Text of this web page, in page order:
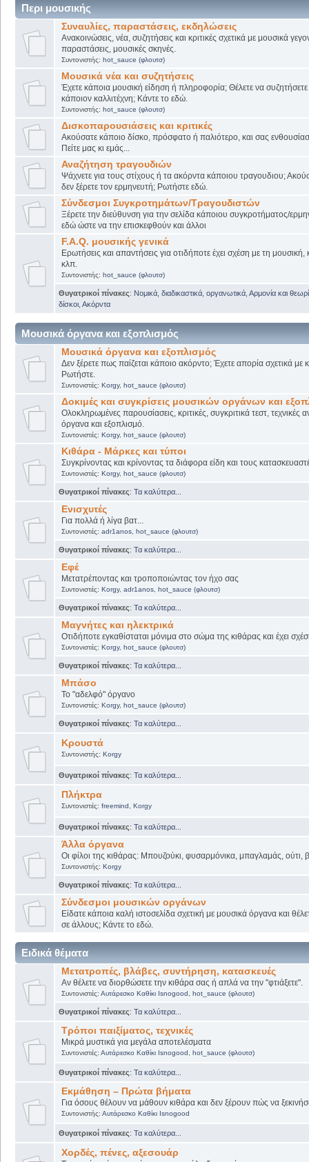
Περι μουσικής
Συναυλίες, παραστάσεις, εκδηλώσεις
Ανακοινώσεις, νέα, συζητήσεις και κριτικές σχετικά με μουσικά
παραστάσεις, μουσικές σκηνές.
Συντονιστής: hot_sauce (φλουτσ)
Μουσικά νέα και συζητήσεις
Έχετε κάποια μουσική είδηση ή πληροφορία; Θέλετε να
κάποιον καλλιτέχνη; Κάντε το εδώ.
Συντονιστής: hot_sauce (φλουτσ)
Δισκοπαρουσιάσεις και κριτικές
Ακούσατε κάποιο δίσκο, πρόσφατο ή παλιότερο, και σας
Πείτε μας κι εμάς...
Αναζήτηση τραγουδιών
Ψάχνετε για τους στίχους ή τα ακόρντα κάποιου τραγουδιου;
δεν ξέρετε τον ερμηνευτή; Ρωτήστε εδώ.
Σύνδεσμοι Συγκροτημάτων/Τραγουδιστών
Ξέρετε την διεύθυνση για την σελίδα κάποιου συγκροτήματος/
εδώ ώστε να την επισκεφθούν και άλλοι
F.A.Q. μουσικής γενικά
Ερωτήσεις και απαντήσεις για οτιδήποτε έχει σχέση με τη μουσική,
κλπ.
Συντονιστής: hot_sauce (φλουτσ)
Θυγατρικοί πίνακες: Νομικά, διαδικαστικά, οργανωτικά Αρμονία και
δίσκοι Ακόρντα
Μουσικά όργανα και εξοπλισμός
Μουσικά όργανα και εξοπλισμός
Δεν ξέρετε πως παίζεται κάποιο ακόρντο; Έχετε απορία σχετικά
Ρωτήστε.
Συντονιστές: Korgy, hot_sauce (φλουτσ)
Δοκιμές και συγκρίσεις μουσικών οργάνων και
Ολοκληρωμένες παρουσίασεις, κριτικές, συγκριτικά τεστ, τεχνικές
όργανα και εξοπλισμό.
Συντονιστές: Korgy, hot_sauce (φλουτσ)
Κιθάρα - Μάρκες και τύποι
Συγκρίνοντας και κρίνοντας τα διάφορα είδη και τους
Συντονιστές: Korgy, hot_sauce (φλουτσ)
Θυγατρικοί πίνακες: Τα καλύτερα...
Ενισχυτές
Για πολλά ή λίγα βατ...
Συντονιστές: adr1anos, hot_sauce (φλουτσ)
Θυγατρικοί πίνακες: Τα καλύτερα...
Εφέ
Μετατρέποντας και τροποποιώντας τον ήχο σας
Συντονιστές: Korgy, adr1anos, hot_sauce (φλουτσ)
Θυγατρικοί πίνακες: Τα καλύτερα...
Μαγνήτες και ηλεκτρικά
Οτιδήποτε εγκαθίσταται μόνιμα στο σώμα της κιθάρας και έχει
Συντονιστές: Korgy, hot_sauce (φλουτσ)
Θυγατρικοί πίνακες: Τα καλύτερα...
Μπάσο
Το "αδελφό" όργανο
Συντονιστές: Korgy, hot_sauce (φλουτσ)
Θυγατρικοί πίνακες: Τα καλύτερα...
Κρουστά
Συντονιστής: Korgy
Θυγατρικοί πίνακες: Τα καλύτερα...
Πλήκτρα
Συντονιστές: freemind Korgy
Θυγατρικοί πίνακες: Τα καλύτερα...
Άλλα όργανα
Οι φίλοι της κιθάρας: Μπουζούκι, φυσαρμόνικα, μπαγλαμάς, ούτι,
Συντονιστής: Korgy
Θυγατρικοί πίνακες: Τα καλύτερα...
Σύνδεσμοι μουσικών οργάνων
Είδατε κάποια καλή ιστοσελίδα σχετική με μουσικά όργανα και
σε άλλους; Κάντε το εδώ.
Ειδικά θέματα
Μετατροπές, βλάβες, συντήρηση, κατασκευές
Αν θέλετε να διορθώσετε την κιθάρα σας ή απλά να την "φτιάξετε".
Συντονιστές: Αυτάρεσκο Καθίκι Isnogood hot_sauce (φλουτσ)
Θυγατρικοί πίνακες: Τα καλύτερα...
Τρόποι παιξίματος, τεχνικές
Μικρά μυστικά για μεγάλα αποτελέσματα
Συντονιστές: Αυτάρεσκο Καθίκι Isnogood hot_sauce (φλουτσ)
Θυγατρικοί πίνακες: Τα καλύτερα...
Εκμάθηση – Πρώτα βήματα
Για όσους θέλουν να μάθουν κιθάρα και δεν ξέρουν πώς να
Συντονιστής: Αυτάρεσκο Καθίκι Isnogood
Θυγατρικοί πίνακες: Τα καλύτερα...
Χορδές, πένες, αξεσουάρ